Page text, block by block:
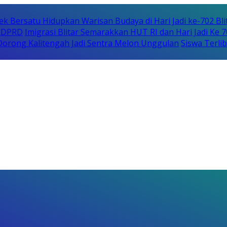
Bersatu Hidupkan Warisan Budaya di Hari Jadi ke-702
Imigrasi Blitar Semarakkan HUT RI dan Hari Jadi Ke
Kalitengah Jadi Sentra Melon Unggulan Siswa